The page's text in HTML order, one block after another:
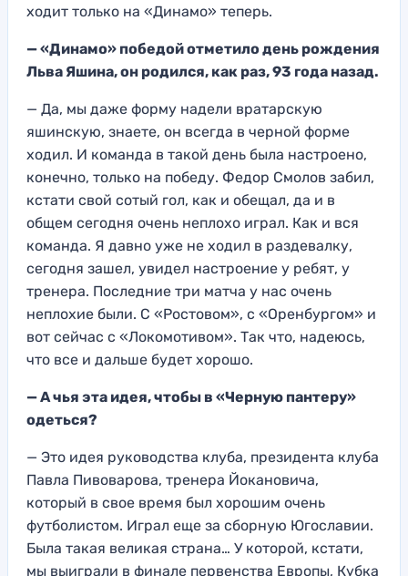
ходит только на «Динамо» теперь.
— «Динамо» победой отметило день рождения
Льва Яшина, он родился, как раз, 93 года назад.
— Да, мы даже форму надели вратарскую
яшинскую, знаете, он всегда в черной форме
ходил. И команда в такой день была настроено,
конечно, только на победу. Федор Смолов забил,
кстати свой сотый гол, как и обещал, да и в
общем сегодня очень неплохо играл. Как и вся
команда. Я давно уже не ходил в раздевалку,
сегодня зашел, увидел настроение у ребят, у
тренера. Последние три матча у нас очень
неплохие были. С «Ростовом», с «Оренбургом» и
вот сейчас с «Локомотивом». Так что, надеюсь,
что все и дальше будет хорошо.
— А чья эта идея, чтобы в «Черную пантеру»
одеться?
— Это идея руководства клуба, президента клуба
Павла Пивоварова, тренера Йокановича,
который в свое время был хорошим очень
футболистом. Играл еще за сборную Югославии.
Была такая великая страна… У которой, кстати,
мы выиграли в финале первенства Европы, Кубка